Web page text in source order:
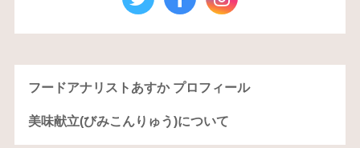
フードアナリストあすか プロフィール
美味献立(びみこんりゅう)について